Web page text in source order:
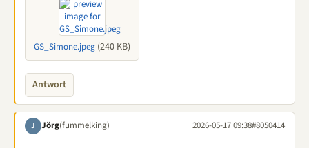
GS_Simone.jpeg (240 KB)
Antwort
J Jörg(fummelking) 2026-05-17 09:38#8050414